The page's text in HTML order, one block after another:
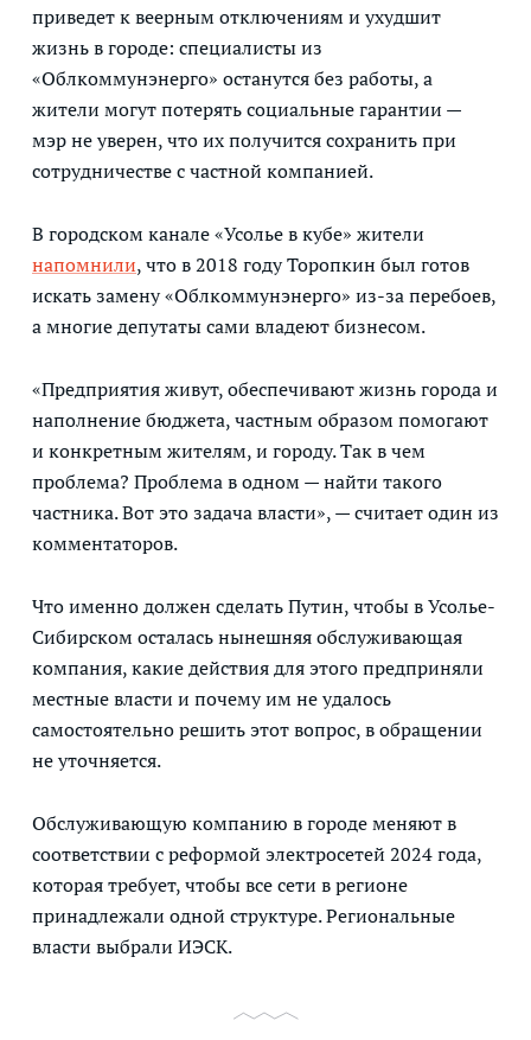
приведет к веерным отключениям и ухудшит
жизнь в городе: специалисты из
«Облкоммунэнерго» останутся без работы, а
жители могут потерять социальные гарантии —
мэр не уверен, что их получится сохранить при
сотрудничестве с частной компанией.
В городском канале «Усолье в кубе» жители
напомнили, что в 2018 году Торопкин был готов
искать замену «Облкоммунэнерго» из-за перебоев,
а многие депутаты сами владеют бизнесом.
«Предприятия живут, обеспечивают жизнь города и
наполнение бюджета, частным образом помогают
и конкретным жителям, и городу. Так в чем
проблема? Проблема в одном — найти такого
частника. Вот это задача власти», — считает один из
комментаторов.
Что именно должен сделать Путин, чтобы в Усолье-
Сибирском осталась нынешняя обслуживающая
компания, какие действия для этого предприняли
местные власти и почему им не удалось
самостоятельно решить этот вопрос, в обращении
не уточняется.
Обслуживающую компанию в городе меняют в
соответствии с реформой электросетей 2024 года,
которая требует, чтобы все сети в регионе
принадлежали одной структуре. Региональные
власти выбрали ИЭСК.